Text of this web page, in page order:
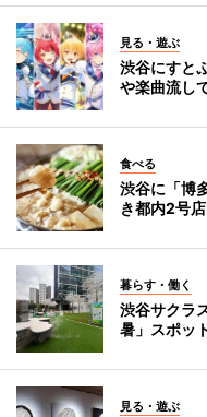
見る・遊ぶ
渋谷にすと
や楽曲流し
食べる
渋谷に「博
き都内2号店
暮らす・働く
渋谷サクラ
暑」スポッ
見る・遊ぶ